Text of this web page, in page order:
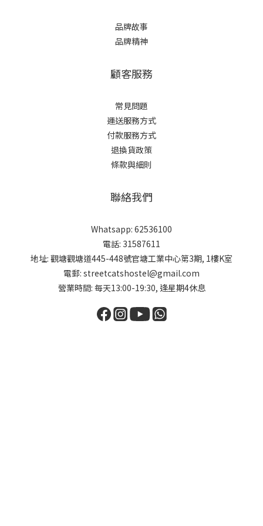
品牌故事
品牌精神
顧客服務
常見問題
運送服務方式
付款服務方式
退換貨政策
條款與細則
聯絡我們
Whatsapp: 62536100
電話: 31587611
地址: 觀塘觀塘道445-448號官塘工業中心第3期, 1樓K室
電郵: streetcatshostel@gmail.com
營業時間: 每天13:00-19:30, 逢星期4休息